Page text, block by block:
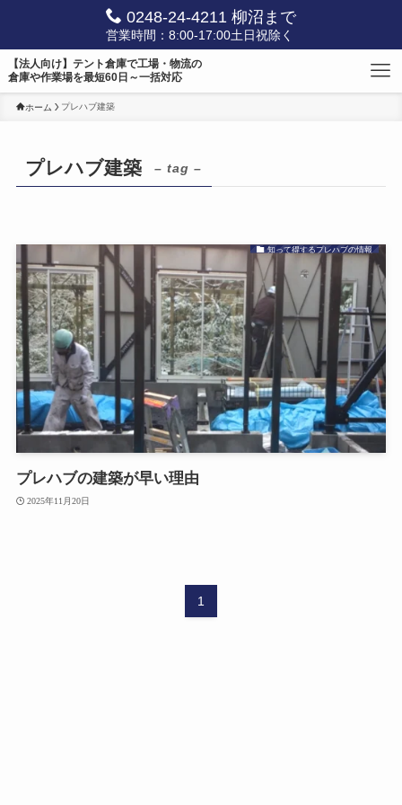
0248-24-4211 柳沼まで
営業時間：8:00-17:00土日祝除く
【法人向け】テント倉庫で工場・物流の
倉庫や作業場を最短60日～一括対応
ホーム プレハブ建築
プレハブ建築 – tag –
知って得するプレハブの情報
プレハブの建築が早い理由
2025年11月20日
1